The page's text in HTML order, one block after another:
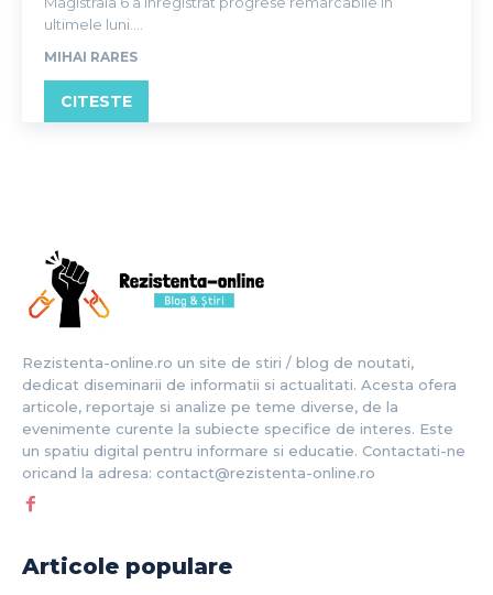
ultimele luni....
MIHAI RARES
CITESTE
Rezistenta-online.ro un site de stiri / blog de noutati,
dedicat diseminarii de informatii si actualitati. Acesta ofera
articole, reportaje si analize pe teme diverse, de la
evenimente curente la subiecte specifice de interes. Este
un spatiu digital pentru informare si educatie. Contactati-ne
oricand la adresa: contact@rezistenta-online.ro
Articole populare